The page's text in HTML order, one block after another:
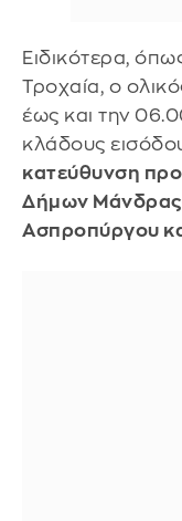
Ειδικότερα,
Τροχαία, ο
έως και την
κλάδους
κατεύθυνση
Δήμων Μάνδρας-
Ασπροπύργου